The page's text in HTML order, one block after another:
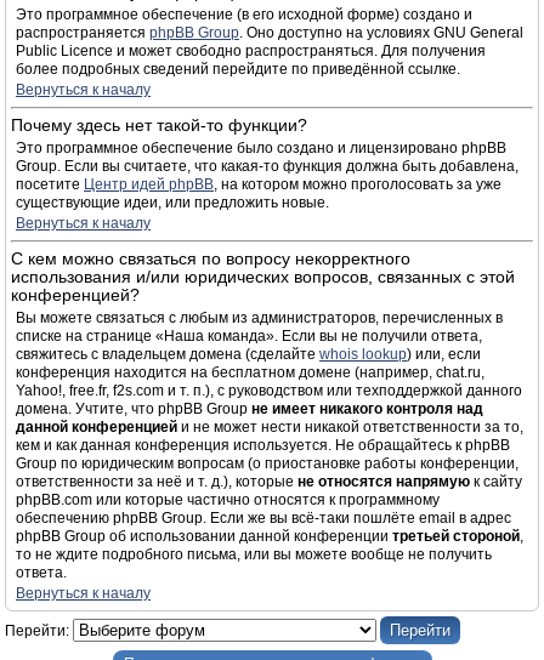
Это программное обеспечение (в его исходной форме) создано и
распространяется phpBB Group. Оно доступно на условиях GNU General
Public Licence и может свободно распространяться. Для получения
более подробных сведений перейдите по приведённой ссылке.
Вернуться к началу
Почему здесь нет такой-то функции?
Это программное обеспечение было создано и лицензировано phpBB
Group. Если вы считаете, что какая-то функция должна быть добавлена,
посетите Центр идей phpBB, на котором можно проголосовать за уже
существующие идеи, или предложить новые.
Вернуться к началу
С кем можно связаться по вопросу некорректного
использования и/или юридических вопросов, связанных с этой
конференцией?
Вы можете связаться с любым из администраторов, перечисленных в
списке на странице «Наша команда». Если вы не получили ответа,
свяжитесь с владельцем домена (сделайте whois lookup) или, если
конференция находится на бесплатном домене (например, chat.ru,
Yahoo!, free.fr, f2s.com и т. п.), с руководством или техподдержкой данного
домена. Учтите, что phpBB Group не имеет никакого контроля над
данной конференцией и не может нести никакой ответственности за то,
кем и как данная конференция используется. Не обращайтесь к phpBB
Group по юридическим вопросам (о приостановке работы конференции,
ответственности за неё и т. д.), которые не относятся напрямую к сайту
phpBB.com или которые частично относятся к программному
обеспечению phpBB Group. Если же вы всё-таки пошлёте email в адрес
phpBB Group об использовании данной конференции третьей стороной,
то не ждите подробного письма, или вы можете вообще не получить
ответа.
Вернуться к началу
Перейти: